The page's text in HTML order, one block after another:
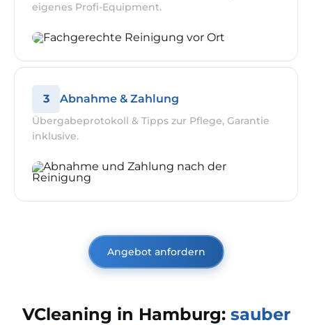
eigenes Profi-Equipment.
3 Abnahme & Zahlung
Übergabeprotokoll & Tipps zur Pflege, Garantie
inklusive.
Angebot anfordern
VCleaning in Hamburg: sauber